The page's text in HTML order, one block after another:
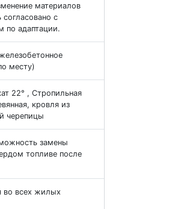
материалов
с
по адаптации.
месту)
22° , Стропильная
кровля из
черепицы
замены
топливе после
во всех жилых